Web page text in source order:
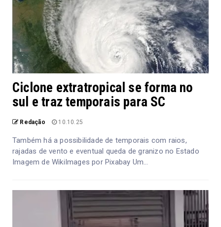
Ciclone extratropical se forma no
sul e traz temporais para SC
Redação 10.10.25
Também há a possibilidade de temporais com raios,
rajadas de vento e eventual queda de granizo no Estado
Imagem de WikiImages por Pixabay Um...